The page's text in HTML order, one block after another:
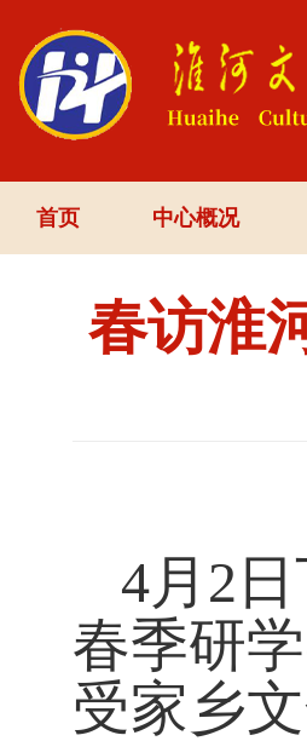
首页 中心概况
春访淮
4月2
春季研
受家乡